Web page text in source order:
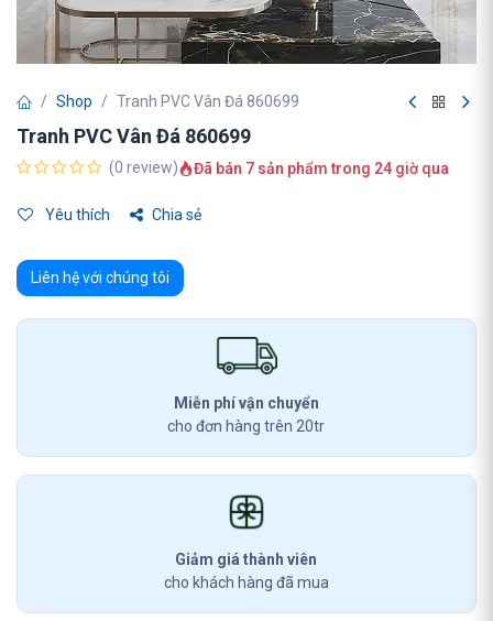
Shop Tranh PVC Vân Đá 860699
Tranh PVC Vân Đá 860699
(0 review) Đã bán 7 sản phẩm trong 24 giờ qua
Yêu thích Chia sẻ
Liên hệ với chúng tôi
Miễn phí vận chuyển
cho đơn hàng trên 20tr
Giảm giá thành viên
cho khách hàng đã mua